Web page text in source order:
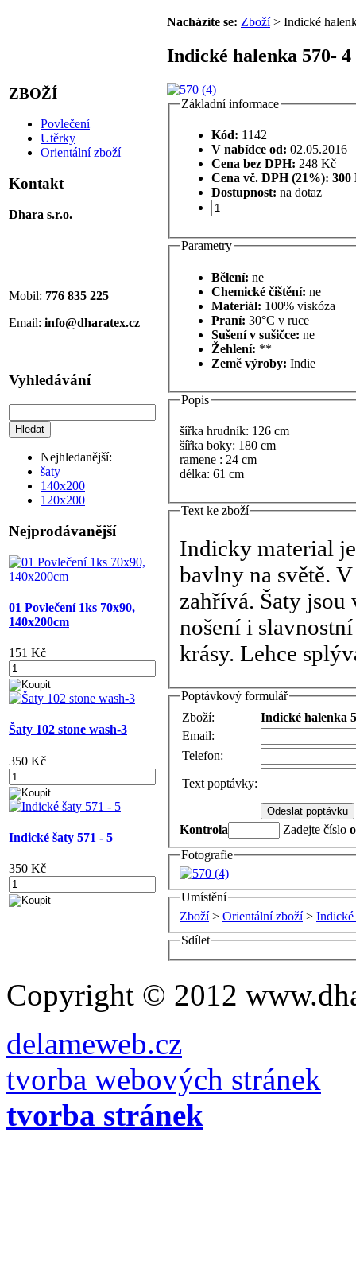
ZBOŽÍ
Povlečení
Utěrky
Orientální zboží
Kontakt
Dhara s.r.o.
Mobil: 776 835 225
Email: info@dharatex.cz
Vyhledávání
Nejhledanější:
šaty
140x200
120x200
Nejprodávanější
01 Povlečení 1ks 70x90,
140x200cm
151 Kč
Šaty 102 stone wash-3
350 Kč
Indické šaty 571 - 5
350 Kč
Nacházíte se: Zboží> Indické
Indické halenka 570- 4
Základní informace
Kód: 1142
V nabídce od: 02.05.2016
Cena bez DPH: 248 Kč
Cena vč. DPH (21%): 300
Dostupnost: na dotaz
Parametry
Bělení: ne
Chemické čištění: ne
Materiál: 100% viskóza
Praní: 30°C v ruce
Sušení v sušičce: ne
Žehlení: **
Země výroby: Indie
Popis
šířka hrudník: 126 cm
šířka boky: 180 cm
ramene : 24 cm
délka: 61 cm
Text ke zboží
Indicky material
bavlny na světě.
zahřívá. Šaty jsou
nošení i
krásy. Lehce
Poptávkový formulář
Zboží:
Indické halenka
Email:
Telefon:
Text poptávky:
Kontrola Zadejte číslo
Fotografie
Umístění
Zboží> Orientální zboží> Indické
Sdílet
Copyright © 2012
delameweb.cz
tvorba webových stránek
tvorba stránek